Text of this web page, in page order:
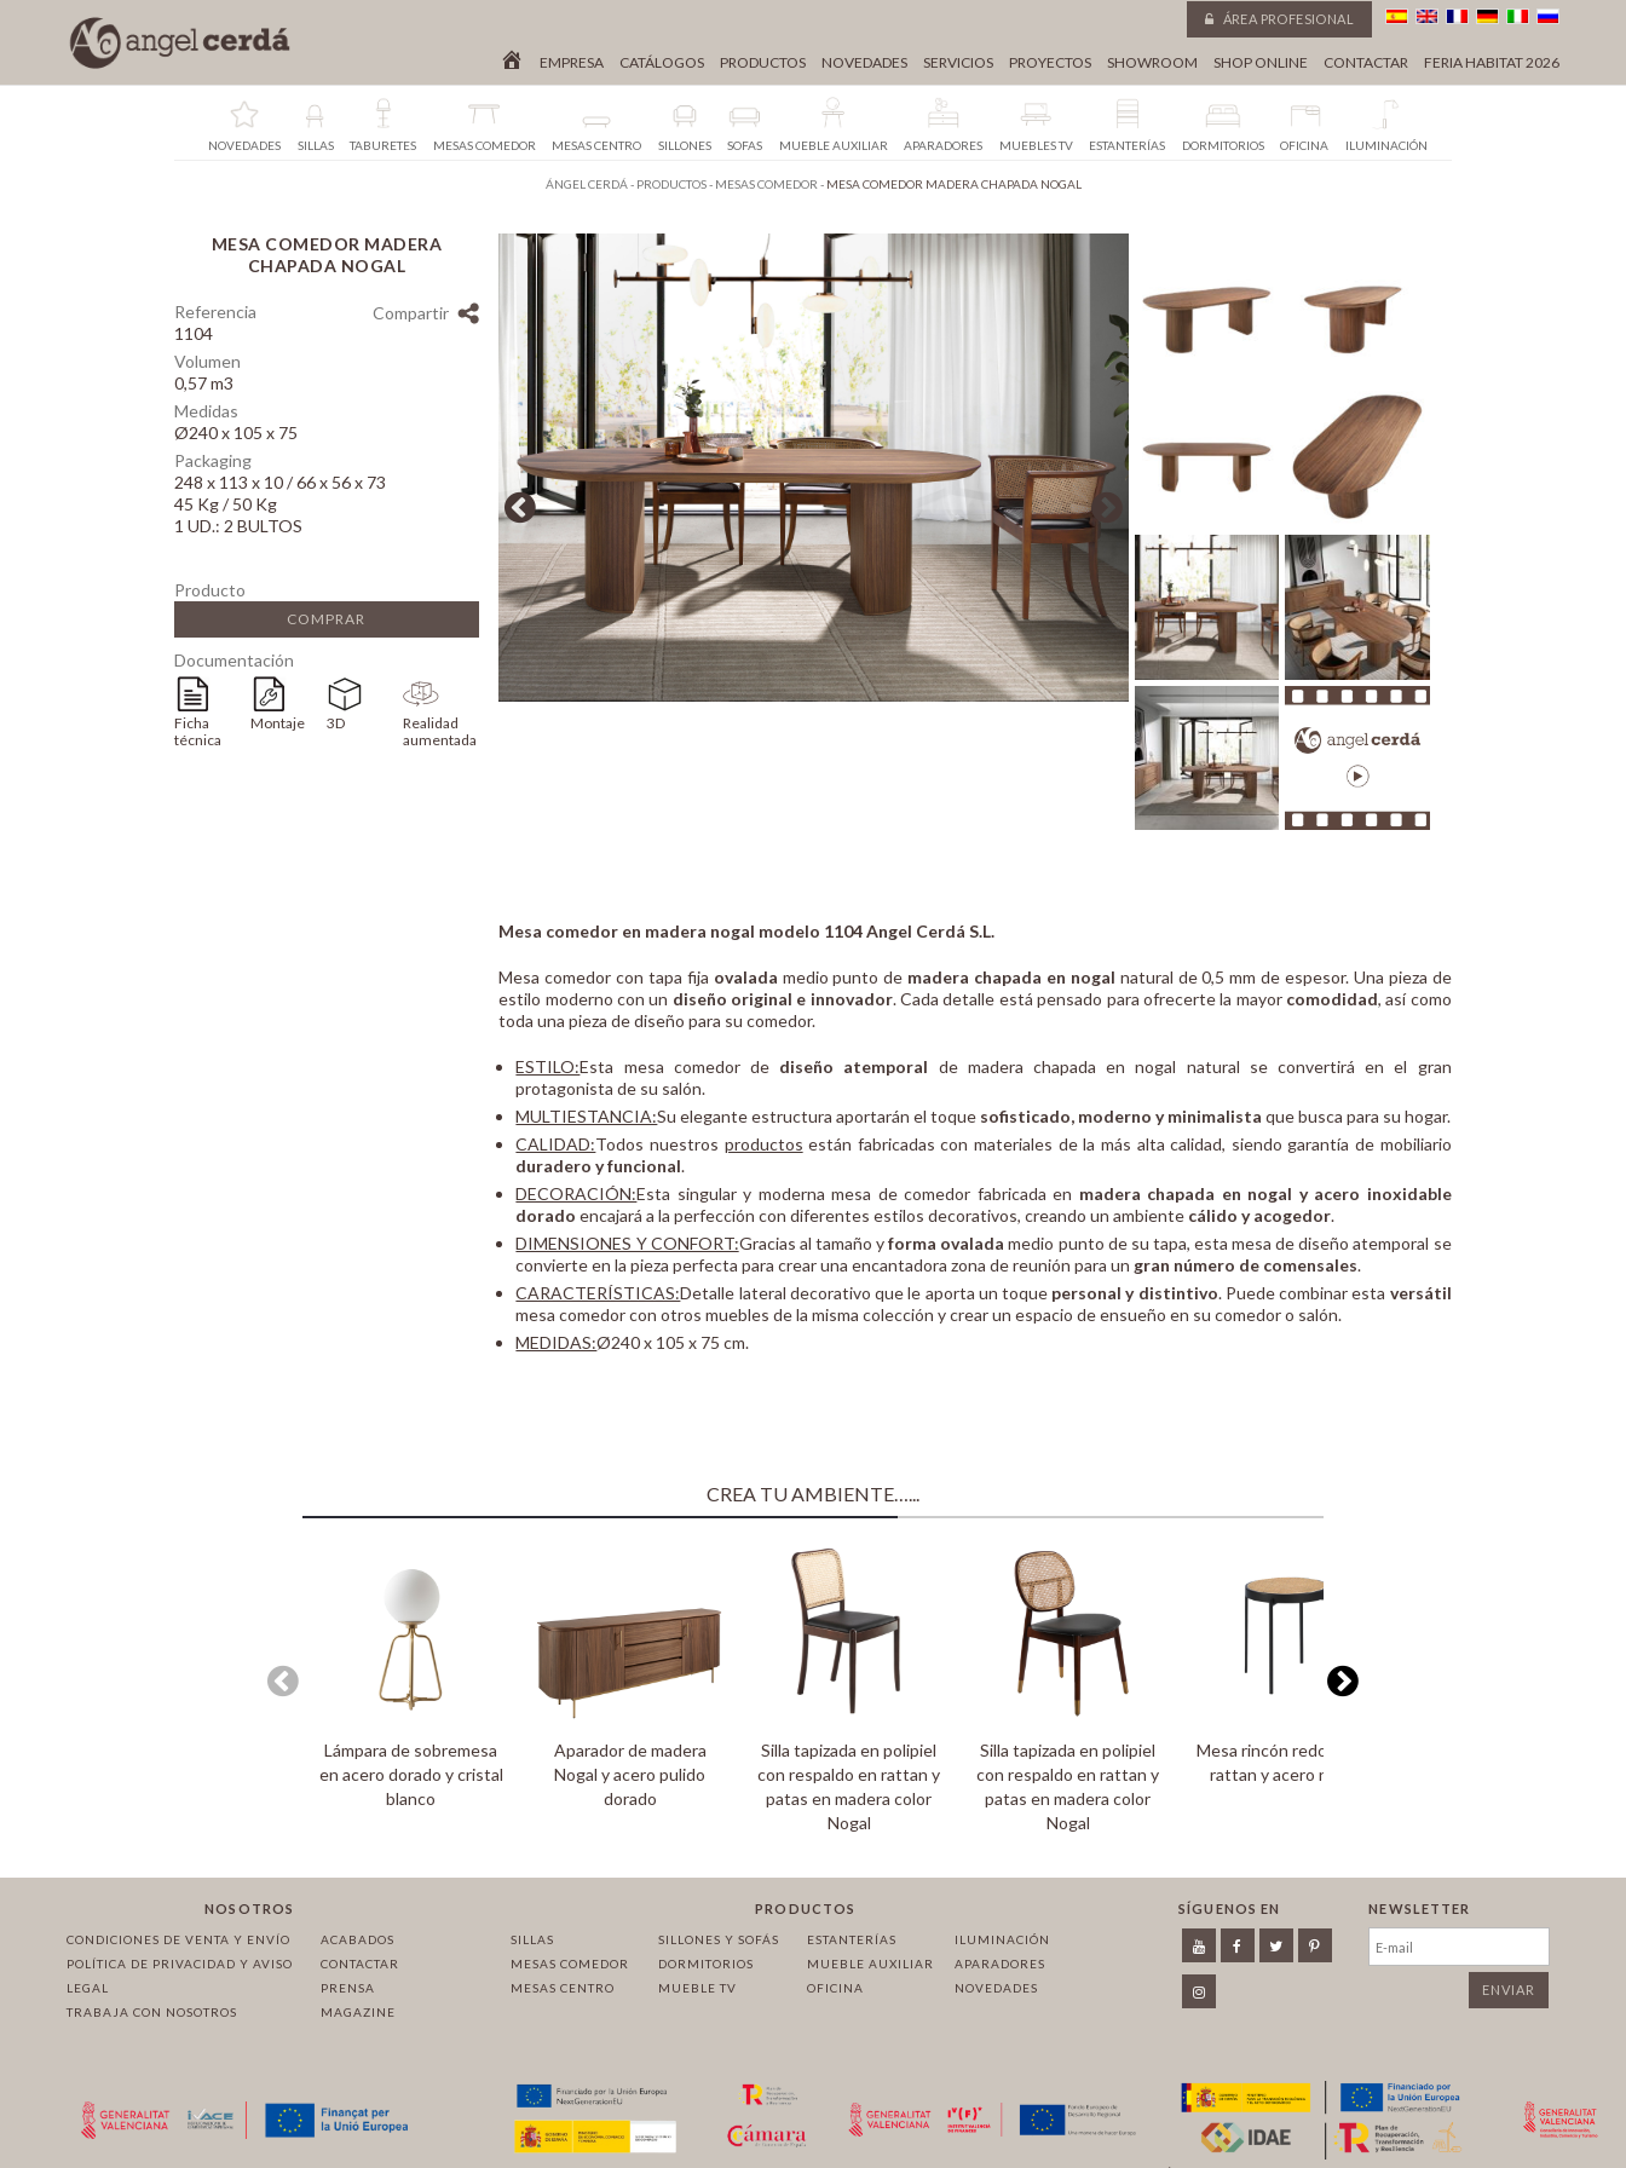
ÁREA PROFESIONAL
EMPRESA CATÁLOGOS PRODUCTOS NOVEDADES SERVICIOS PROYECTOS SHOWROOM SHOP ONLINE CONTACTAR FERIA HABITAT 2026
NOVEDADES SILLAS TABURETES MESAS COMEDOR MESAS CENTRO SILLONES SOFAS MUEBLE AUXILIAR APARADORES MUEBLES TV ESTANTERÍAS DORMITORIOS OFICINA ILUMINACIÓN
ÁNGEL CERDÁ - PRODUCTOS- MESAS COMEDOR - MESA COMEDOR MADERA CHAPADA NOGAL
MESA COMEDOR MADERA
CHAPADA NOGAL
Referencia
1104
Volumen
0,57 m3
Medidas
Ø240 x 105 x 75
Packaging
248 x 113 x 10 / 66 x 56 x 73
45 Kg / 50 Kg
1 UD.: 2 BULTOS
Compartir
Producto
COMPRAR
Documentación
Ficha
técnica
Montaje 3D
Realidad
aumentada
Array
Mesa comedor en madera nogal modelo 1104 Angel Cerdá S.L.
Mesa comedor con tapa fija ovalada medio punto de madera chapada en nogal natural de 0,5 mm de espesor. Una pieza de
estilo moderno con un diseño original e innovador. Cada detalle está pensado para ofrecerte la mayor comodidad, así como
toda una pieza de diseño para su comedor.
ESTILO:Esta mesa comedor de diseño atemporal de madera chapada en nogal natural se convertirá en el gran
protagonista de su salón.
MULTIESTANCIA:Su elegante estructura aportarán el toque sofisticado, moderno y minimalista que busca para su hogar.
CALIDAD:Todos nuestros productos están fabricadas con materiales de la más alta calidad, siendo garantía de mobiliario
duradero y funcional.
DECORACIÓN:Esta singular y moderna mesa de comedor fabricada en madera chapada en nogal y acero inoxidable
dorado encajará a la perfección con diferentes estilos decorativos, creando un ambiente cálido y acogedor.
DIMENSIONES Y CONFORT:Gracias al tamaño yforma ovalada medio punto de su tapa, esta mesa de diseño atemporal se
convierte en la pieza perfecta para crear una encantadora zona de reunión para un gran número de comensales.
CARACTERÍSTICAS:Detalle lateral decorativo que le aporta un toque personal y distintivo. Puede combinar esta versátil
mesa comedor con otros muebles de la misma colección y crear un espacio de ensueño en su comedor o salón.
MEDIDAS:Ø240 x 105 x 75 cm.
CREA TU AMBIENTE…...
Lámpara de sobremesa
en acero dorado y cristal
blanco
Aparador de madera
Nogal y acero pulido
dorado
Silla tapizada en polipiel
con respaldo en rattan y
patas en madera color
Nogal
Silla tapizada en polipiel
con respaldo en rattan y
patas en madera color
Nogal
Mesa rincón redonda de
rattan y acero negro
NOSOTROS
CONDICIONES DE VENTA Y ENVÍO
POLÍTICA DE PRIVACIDAD Y AVISO
LEGAL
TRABAJA CON NOSOTROS
ACABADOS
CONTACTAR
PRENSA
MAGAZINE
PRODUCTOS
SILLAS
MESAS COMEDOR
MESAS CENTRO
SILLONES Y SOFÁS
DORMITORIOS
MUEBLE TV
ESTANTERÍAS
MUEBLE AUXILIAR
OFICINA
ILUMINACIÓN
APARADORES
NOVEDADES
SÍGUENOS EN NEWSLETTER